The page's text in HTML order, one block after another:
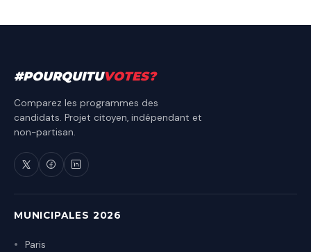
#POURQUITUVOTES?
Comparez les programmes des
candidats. Projet citoyen, indépendant et
non-partisan.
MUNICIPALES 2026
Paris